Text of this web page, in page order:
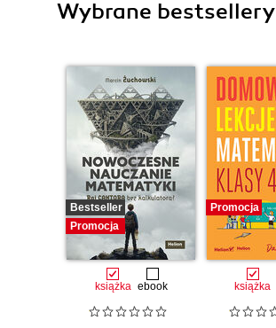
Wybrane bestsellery
Bestseller
Promocja
książka ebook
Promocja
książka